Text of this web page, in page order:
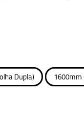
Dupla) 1600mm